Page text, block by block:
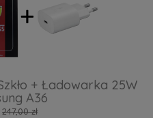
+ Ładowarka 25W
A36
247,00 zł